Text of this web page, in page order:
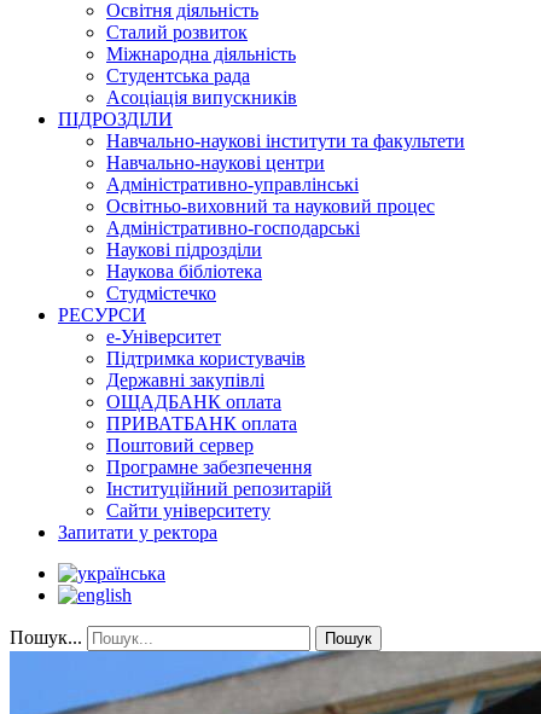
Освітня діяльність
Сталий розвиток
Міжнародна діяльність
Студентська рада
Асоціація випускників
ПІДРОЗДІЛИ
Навчально-наукові інститути та факультети
Навчально-наукові центри
Адміністративно-управлінські
Освітньо-виховний та науковий процес
Адміністративно-господарські
Наукові підрозділи
Наукова бібліотека
Студмістечко
РЕСУРСИ
е-Університет
Підтримка користувачів
Державні закупівлі
ОЩАДБАНК оплата
ПРИВАТБАНК оплата
Поштовий сервер
Програмне забезпечення
Інституційний репозитарій
Сайти університету
Запитати у ректора
Пошук... Пошук